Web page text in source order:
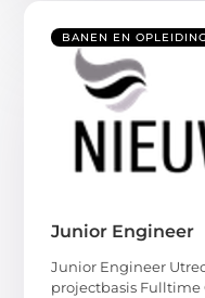
BANEN EN
Junior Engineer
Junior Engineer
projectbasis Fulltime